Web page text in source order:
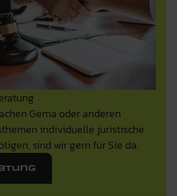
Gema oder anderen
individuelle juristische
sind wir gern für Sie da.